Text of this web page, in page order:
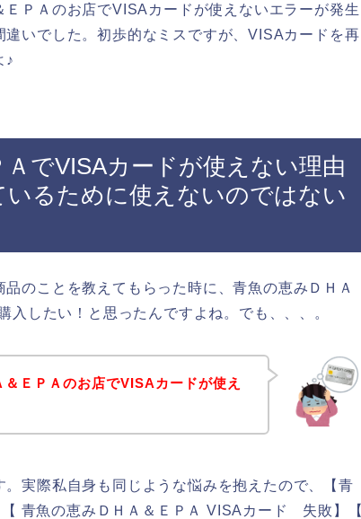
ＰＡのお店でVISAカードが使えないエラーが発生
いでした。初歩的なミスですが、VISAカードを再
♪
でVISAカードが使えない理由
いるために使えないのではない
のことを教えてもらった時に、青魚の恵みＤＨＡ
入したい！と思ったんですよね。でも、、、。
ＥＰＡのお店でVISAカードが使え
実際私自身も同じような悩みを抱えたので、【青
青魚の恵みＤＨＡ＆ＥＰＡ VISAカード 失敗】【